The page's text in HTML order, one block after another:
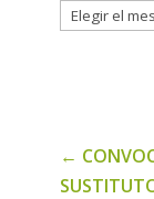
Histórico
←